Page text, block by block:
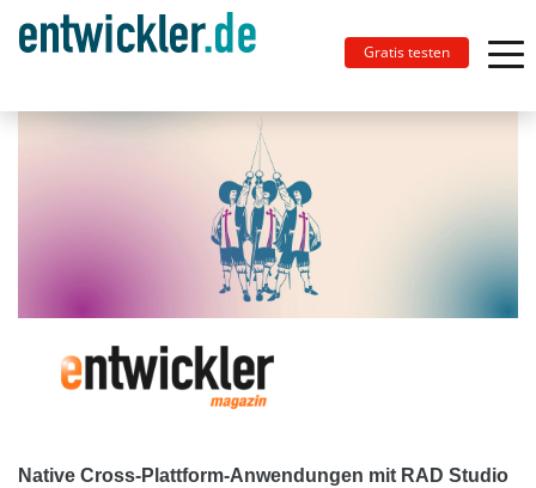
Gratis testen
Native Cross-Plattform-Anwendungen mit RAD Studio